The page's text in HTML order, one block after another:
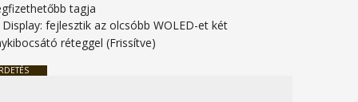
tagja
Display: fejlesztik az olcsóbb WOLED-et két
réteggel (Frissítve)